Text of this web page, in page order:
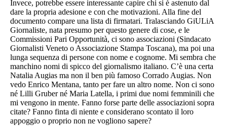
Invece, potrebbe essere interessante capire chi si è astenuto dal
dare la propria adesione e con che motivazioni. Alla fine del
documento compare una lista di firmatari. Tralasciando GiULiA
Giornaliste, nata presumo per questo genere di cose, e le
Commissioni Pari Opportunità, ci sono associazioni (Sindacato
Giornalisti Veneto o Associazione Stampa Toscana), ma poi una
lunga sequenza di persone con nome e cognome. Mi sembra che
manchino nomi di spicco del giornalismo italiano. C’è una certa
Natalia Augias ma non il ben più famoso Corrado Augias. Non
vedo Enrico Mentana, tanto per fare un altro nome. Non ci sono
né Lilli Gruber né Maria Latella, i primi due nomi femminili che
mi vengono in mente. Fanno forse parte delle associazioni sopra
citate? Fanno finta di niente e considerano scontato il loro
appoggio o proprio non ne vogliono sapere?